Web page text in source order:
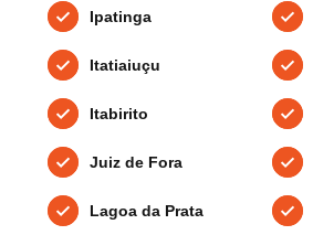
Ipatinga
Itatiaiuçu
Itabirito
Juiz de Fora
Lagoa da Prata